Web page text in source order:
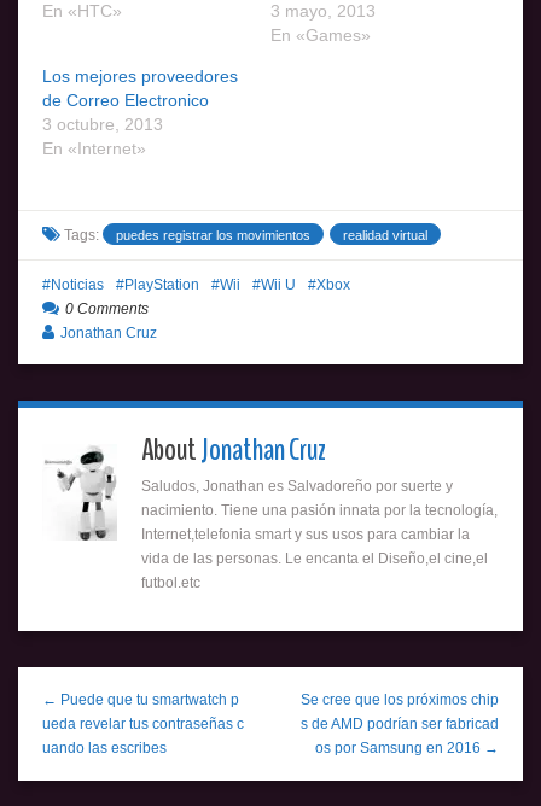
En «HTC»
3 mayo, 2013
En «Games»
Los mejores proveedores
de Correo Electronico
3 octubre, 2013
En «Internet»
Tags: puedes registrar los movimientos realidad virtual
Noticias PlayStation Wii Wii U
Xbox
0 Comments
Jonathan Cruz
AboutJonathan Cruz
Saludos, Jonathan es Salvadoreño por suerte y
nacimiento. Tiene una pasión innata por la tecnología,
Internet,telefonia smart y sus usos para cambiar la
vida de las personas. Le encanta el Diseño,el cine,el
futbol.etc
← Puede que tu smartwatch p
ueda revelar tus contraseñas c
uando las escribes
Se cree que los próximos chip
s de AMD podrían ser fabricad
os por Samsung en 2016 →